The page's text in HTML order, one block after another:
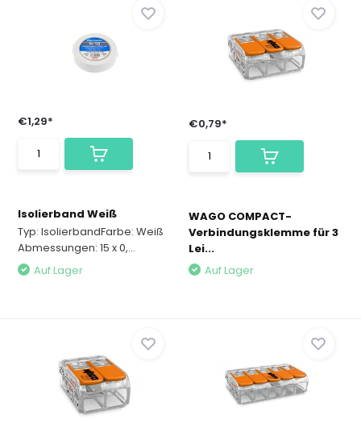
€1,29*
Isolierband Weiß
Typ: IsolierbandFarbe: Weiß
Abmessungen: 15 x 0,...
Auf Lager
€0,79*
WAGO COMPACT-
Verbindungsklemme für 3
Lei...
Auf Lager